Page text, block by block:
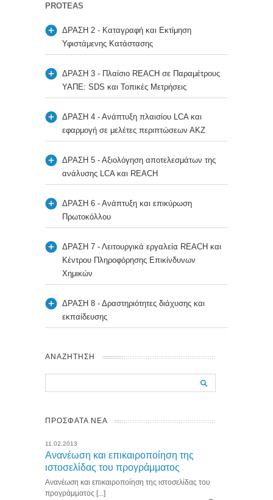
PROTEAS
ΔΡΑΣΗ 2 - Καταγραφή και Εκτίμηση
Υφιστάμενης Κατάστασης
ΔΡΑΣΗ 3 - Πλαίσιο REACH σε Παραμέτρους
ΥΑΠΕ: SDS και Τοπικές Μετρήσεις
ΔΡΑΣΗ 4 - Ανάπτυξη πλαισίου LCA και
εφαρμογή σε μελέτες περιπτώσεων ΑΚΖ
ΔΡΑΣΗ 5 - Αξιολόγηση αποτελεσμάτων της
ανάλυσης LCA και REACH
ΔΡΑΣΗ 6 - Ανάπτυξη και επικύρωση
Πρωτοκόλλου
ΔΡΑΣΗ 7 - Λειτουργικά εργαλεία REACH και
Κέντρου Πληροφόρησης Επικίνδυνων
Χημικών
ΔΡΑΣΗ 8 - Δραστηριότητες διάχυσης και
εκπαίδευσης
ΑΝΑΖΗΤΗΣΗ
ΠΡΟΣΦΑΤΑ ΝΕΑ
11.02.2013
Ανανέωση και επικαιροποίηση της
ιστοσελίδας του προγράμματος
Ανανέωση και επικαιροποίηση της ιστοσελίδας του
προγράμματος [...]